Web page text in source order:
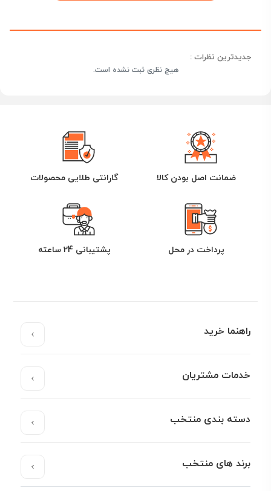
جدیدترین نظرات :
هیچ نظری ثبت نشده است.
ضمانت اصل بودن کالا گارانتی طلایی محصولات
پرداخت در محل پشتیبانی 24 ساعته
راهنما خرید
خدمات مشتریان
دسته بندی منتخب
برند های منتخب